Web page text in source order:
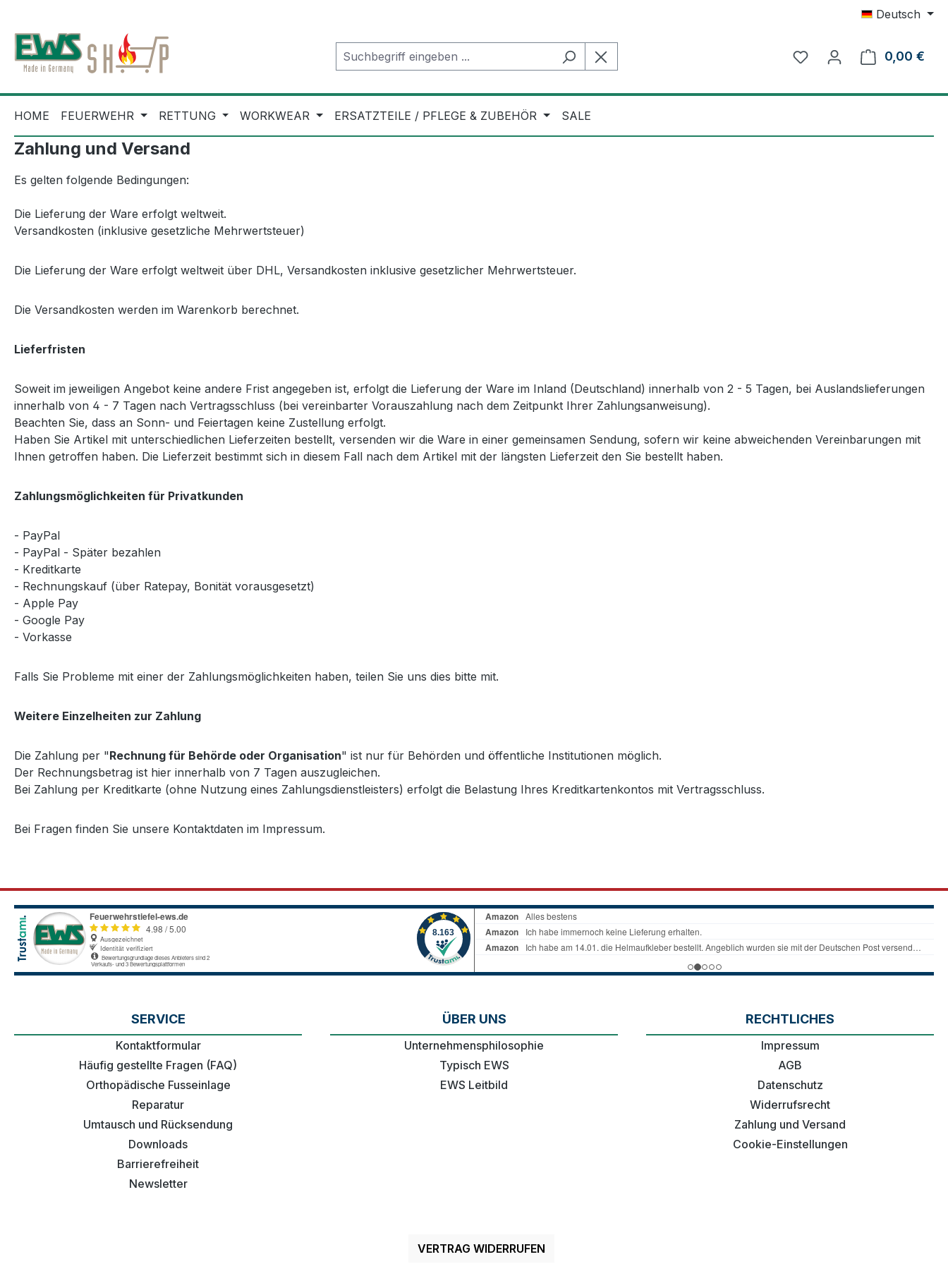
Deutsch
0,00 €
HOME FEUERWEHR RETTUNG WORKWEAR ERSATZTEILE / PFLEGE & ZUBEHÖR SALE
Zahlung und Versand
Es gelten folgende Bedingungen:
Die Lieferung der Ware erfolgt weltweit.
Versandkosten (inklusive gesetzliche Mehrwertsteuer)
Die Lieferung der Ware erfolgt weltweit über DHL, Versandkosten inklusive gesetzlicher Mehrwertsteuer.
Die Versandkosten werden im Warenkorb berechnet.
Lieferfristen
Soweit im jeweiligen Angebot keine andere Frist angegeben ist, erfolgt die Lieferung der Ware im Inland (Deutschland) innerhalb von 2 - 5 Tagen, bei Auslandslieferungen
innerhalb von 4 - 7 Tagen nach Vertragsschluss (bei vereinbarter Vorauszahlung nach dem Zeitpunkt Ihrer Zahlungsanweisung).
Beachten Sie, dass an Sonn- und Feiertagen keine Zustellung erfolgt.
Haben Sie Artikel mit unterschiedlichen Lieferzeiten bestellt, versenden wir die Ware in einer gemeinsamen Sendung, sofern wir keine abweichenden Vereinbarungen mit
Ihnen getroffen haben. Die Lieferzeit bestimmt sich in diesem Fall nach dem Artikel mit der längsten Lieferzeit den Sie bestellt haben.
Zahlungsmöglichkeiten für Privatkunden
- PayPal
- PayPal - Später bezahlen
- Kreditkarte
- Rechnungskauf (über Ratepay, Bonität vorausgesetzt)
- Apple Pay
- Google Pay
- Vorkasse
Falls Sie Probleme mit einer der Zahlungsmöglichkeiten haben, teilen Sie uns dies bitte mit.
Weitere Einzelheiten zur Zahlung
Die Zahlung per "Rechnung für Behörde oder Organisation" ist nur für Behörden und öffentliche Institutionen möglich.
Der Rechnungsbetrag ist hier innerhalb von 7 Tagen auszugleichen.
Bei Zahlung per Kreditkarte (ohne Nutzung eines Zahlungsdienstleisters) erfolgt die Belastung Ihres Kreditkartenkontos mit Vertragsschluss.
Bei Fragen finden Sie unsere Kontaktdaten im Impressum.
SERVICE
Kontaktformular
Häufig gestellte Fragen (FAQ)
Orthopädische Fusseinlage
Reparatur
Umtausch und Rücksendung
Downloads
Barrierefreiheit
Newsletter
ÜBER UNS
Unternehmensphilosophie
Typisch EWS
EWS Leitbild
RECHTLICHES
Impressum
AGB
Datenschutz
Widerrufsrecht
Zahlung und Versand
Cookie-Einstellungen
VERTRAG WIDERRUFEN